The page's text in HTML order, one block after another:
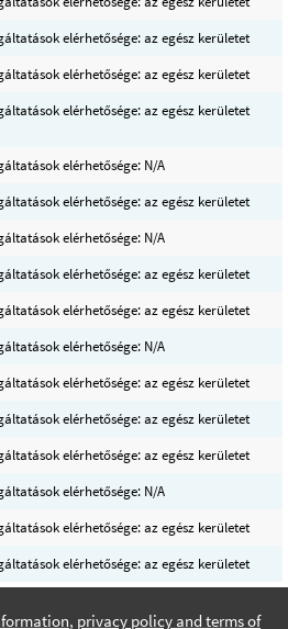
elérhetősége: az egész kerületet
elérhetősége: az egész kerületet
elérhetősége: az egész kerületet
elérhetősége: N/A
elérhetősége: az egész kerületet
elérhetősége: N/A
elérhetősége: az egész kerületet
elérhetősége: az egész kerületet
elérhetősége: N/A
elérhetősége: az egész kerületet
elérhetősége: az egész kerületet
elérhetősége: az egész kerületet
elérhetősége: N/A
elérhetősége: az egész kerületet
elérhetősége: az egész kerületet
, privacy policy and terms of